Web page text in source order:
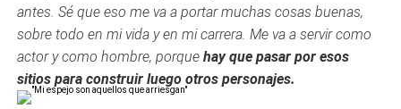
antes. Sé que eso me va a portar muchas cosas buenas,
sobre todo en mi vida y en mi carrera. Me va a servir como
actor y como hombre, porque hay que pasar por esos
sitios para construir luego otros personajes.